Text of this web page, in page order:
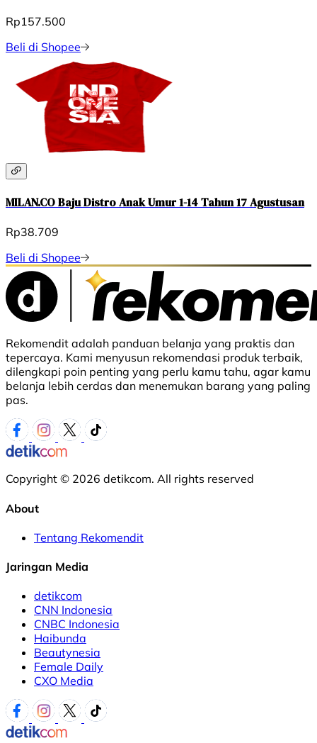
Rp157.500
Beli di Shopee
MILAN.CO Baju Distro Anak Umur 1-14 Tahun 17 Agustusan
Rp38.709
Beli di Shopee
Rekomendit adalah panduan belanja yang praktis dan
tepercaya. Kami menyusun rekomendasi produk terbaik,
dilengkapi poin penting yang perlu kamu tahu, agar kamu
belanja lebih cerdas dan menemukan barang yang paling
pas.
Copyright © 2026 detikcom. All rights reserved
About
Tentang Rekomendit
Jaringan Media
detikcom
CNN Indonesia
CNBC Indonesia
Haibunda
Beautynesia
Female Daily
CXO Media